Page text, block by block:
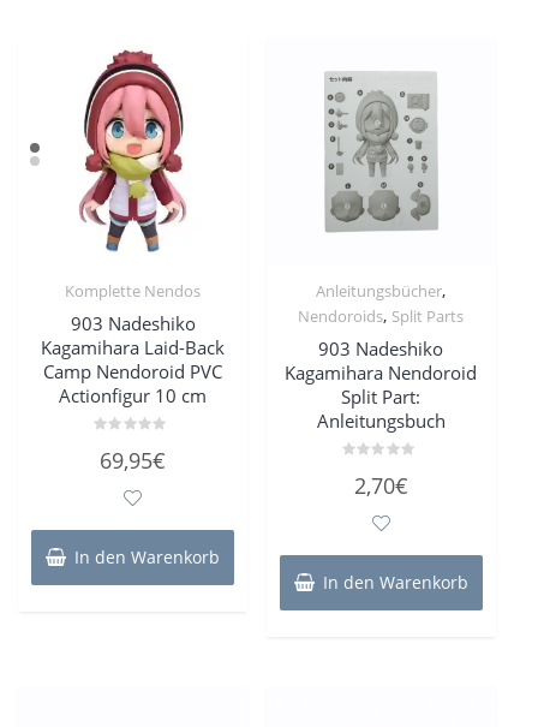
Komplette Nendos
903 Nadeshiko
Kagamihara Laid-Back
Camp Nendoroid PVC
Actionfigur 10 cm
mit
69,95€
In den Warenkorb
Anleitungsbücher,
Nendoroids, Split Parts
903 Nadeshiko
Kagamihara Nendoroid
Split Part:
Anleitungsbuch
mit2,70€
In den Warenkorb